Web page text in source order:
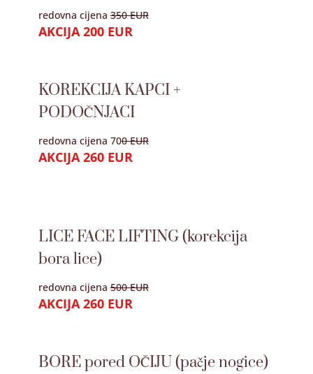
redovna cijena350 EUR
AKCIJA 200 EUR
KOREKCIJA KAPCI +
PODOČNJACI
redovna cijena 700 EUR
AKCIJA 260 EUR
LICE FACE LIFTING (korekcija
bora lice)
redovna cijena500 EUR
AKCIJA 260 EUR
BORE pored OČIJU (pačje nogice)